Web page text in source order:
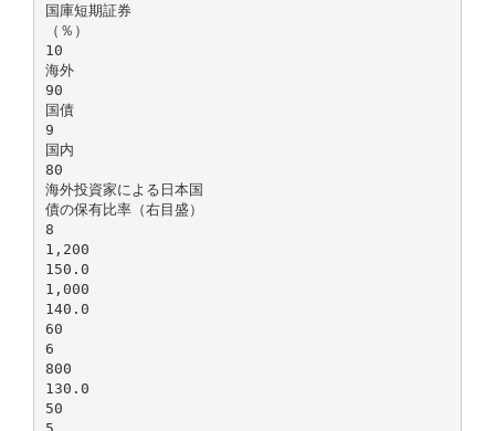
国庫短期証券
（％）
10
海外
90
国債
9
国内
80
海外投資家による日本国
債の保有比率（右目盛）
8
1,200
150.0
1,000
140.0
60
6
800
130.0
50
5